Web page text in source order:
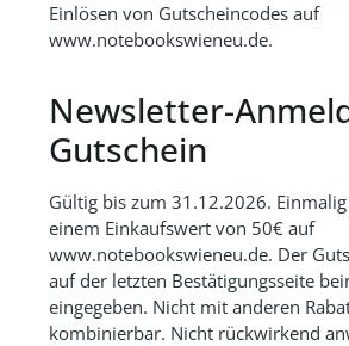
Einlösen von Gutscheincodes auf
www.notebookswieneu.de.
Newsletter-
Gutschein
Gültig bis zum 31.12.2026.
einem Einkaufswert von 50€ auf
www.notebookswieneu.de. Der
auf der letzten Bestätigungsseite
eingegeben. Nicht mit anderen
kombinierbar. Nicht rückwirkend